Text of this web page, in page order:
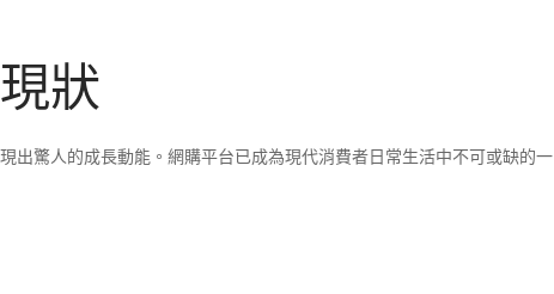
狀
出驚人的成長動能。網購平台已成為現代消費者日常生活中不可或缺的一